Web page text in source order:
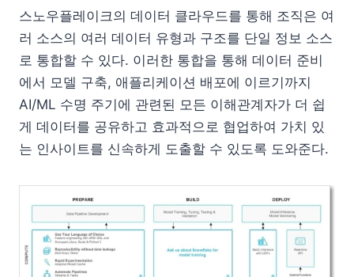
스노우플레이크의 데이터 클라우드를 통해 조직은 여
러 소스의 여러 데이터 유형과 구조를 단일 정보 소스
로 통합할 수 있다. 이러한 통합을 통해 데이터 준비
에서 모델 구축, 애플리케이션 배포에 이르기까지
AI/ML 수명 주기에 관련된 모든 이해관계자가 더 쉽
게 데이터를 공유하고 효과적으로 협업하여 가치 있
는 인사이트를 신속하게 도출할 수 있도록 도와준다.